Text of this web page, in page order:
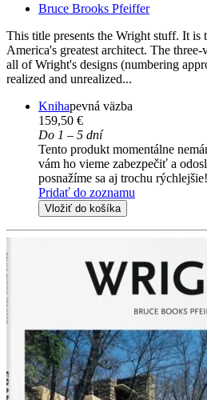
Bruce Brooks Pfeiffer
This title presents the Wright stuff. It
America's greatest architect. The
all of Wright's designs (numbering
realized and unrealized...
Knihapevná väzba
159,50 €
Do 1 – 5 dní
Tento produkt momentálne
vám ho vieme zabezpečiť a
posnažíme sa aj trochu rýchlejšie!
Pridať do zoznamu
Vložiť do košíka